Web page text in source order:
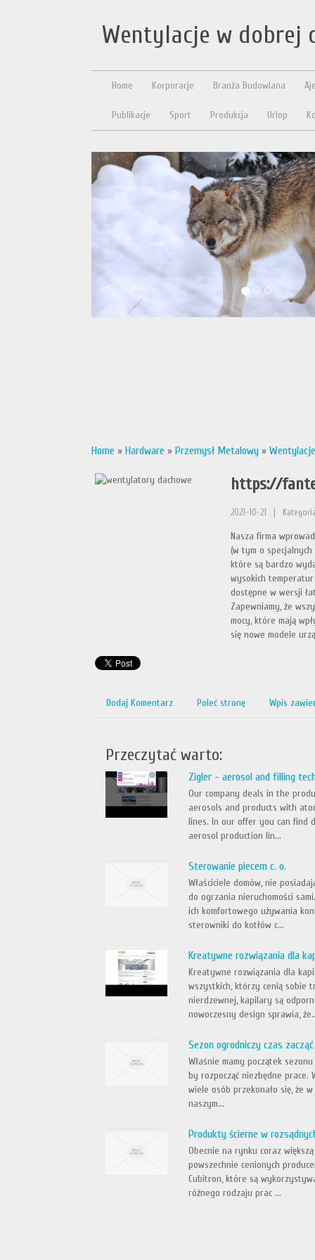
Wentylacje w dobrej
Home Korporacje Branża Budowlana
Publikacje Sport Produkcja Urlop
Home » Hardware » Przemysł Metalowy »
https://
2021-10-21
Nasza firma
(w tym o
które są bardzo
wysokich
dostępne w wersji
Zapewniamy, że
mocy, które mają
się nowe modele
Dodaj Komentarz Poleć stronę Wpis
Przeczytać warto:
Zigler - aerosol and filling
Our company deals in the
aerosols and products with
lines. In our offer you can find
aerosol production lin...
Sterowanie piecem c. o.
Właściciele domów, nie
do ogrzania nieruchomości
ich komfortowego używania
sterowniki do kotłów c...
Kreatywne rozwiązania dla
Kreatywne rozwiązania dla
wszystkich, którzy cenią sobie
nierdzewnej, kapilary są
nowoczesny design sprawia,
Sezon ogrodniczy czas
Właśnie mamy początek
by rozpocząć niezbędne prace.
wiele osób przekonało się, że
naszym...
Produkty ścierne w
Obecnie na rynku coraz
powszechnie cenionych
Cubitron, które są
różnego rodzaju prac ...